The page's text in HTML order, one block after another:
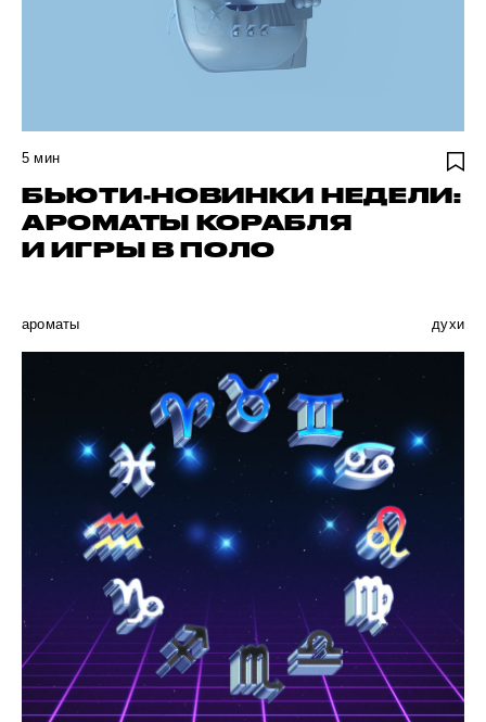
5 мин
БЬЮТИ-НОВИНКИ НЕДЕЛИ:
АРОМАТЫ КОРАБЛЯ
И ИГРЫ В ПОЛО
ароматы духи